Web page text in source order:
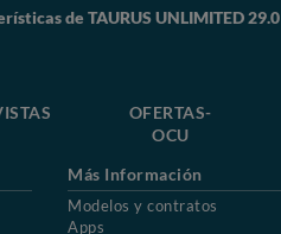
de TAURUS UNLIMITED 29.0
OFERTAS-
OCU
Más Información
Modelos y contratos
Apps